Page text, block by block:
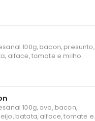
100g, bacon, presunto,
alface, tomate e milho.
100g, ovo, bacon,
batata, alface, tomate e